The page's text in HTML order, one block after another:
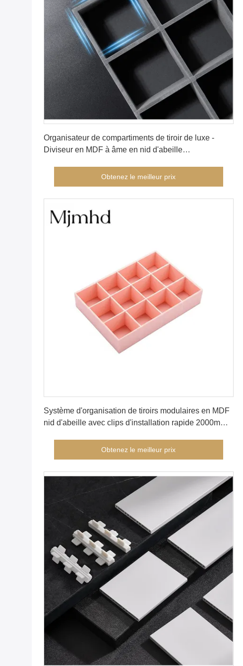
Organisateur de compartiments de tiroir de luxe -
Diviseur en MDF à âme en nid d'abeille
rapide, surface en tissu, solution de rangement multi-
scènes (Yg039)
Obtenez le meilleur prix
Système d'organisation de tiroirs modulaires en MDF
nid d'abeille avec clips d'installation rapide 2000mm
Obtenez le meilleur prix